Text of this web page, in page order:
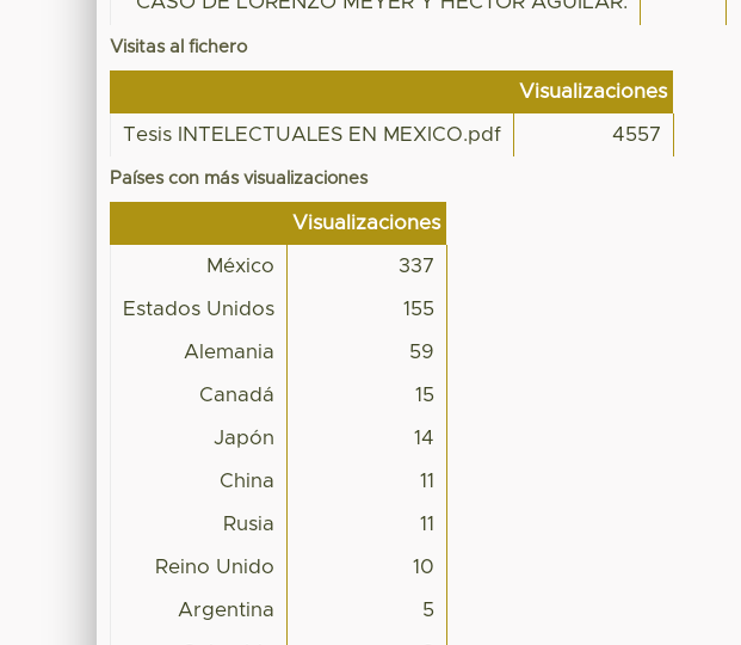
Visitas al fichero
Visualizaciones
Tesis INTELECTUALES EN MEXICO.pdf 4557
Países con más visualizaciones
Visualizaciones
México 337
Estados Unidos 155
Alemania 59
Canadá 15
Japón 14
China 11
Rusia 11
Reino Unido 10
Argentina 5